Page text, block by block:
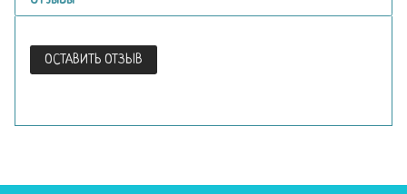
ОСТАВИТЬ ОТЗЫВ